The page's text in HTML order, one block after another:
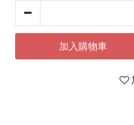
加入購物車